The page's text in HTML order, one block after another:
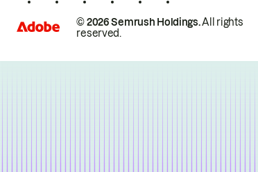
© 2026 Semrush Holdings.All rights
reserved.